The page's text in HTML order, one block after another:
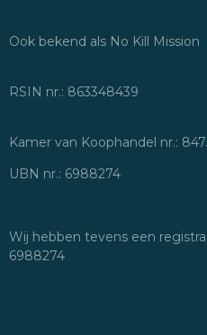
Ook bekend als
RSIN nr.:
Kamer van Koophandel nr.:
UBN nr.: 6988274
Wij hebben tevens een
6988274